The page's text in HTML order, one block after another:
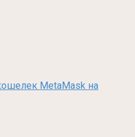
MetaMask на